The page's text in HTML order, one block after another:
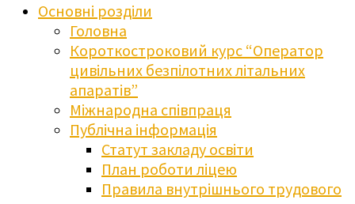
Основні розділи
Головна
Короткостроковий курс “Оператор
цивільних безпілотних літальних
апаратів”
Міжнародна співпраця
Публічна інформація
Статут закладу освіти
План роботи ліцею
Правила внутрішнього трудового